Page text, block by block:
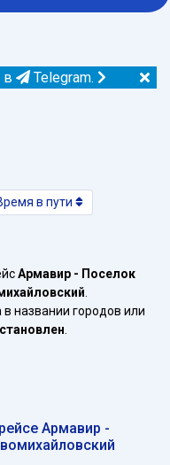
в Telegram.
в пути
Армавир - Поселок
названии городов или
Армавир -